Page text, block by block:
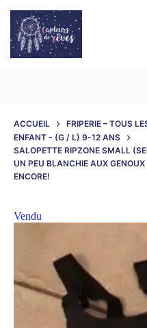
ACCUEIL FRIPERIE – TOUS
ENFANT - (G / L) 9-12 ANS
SALOPETTE RIPZONE SMALL
UN PEU BLANCHIE AUX
ENCORE!
Vendu